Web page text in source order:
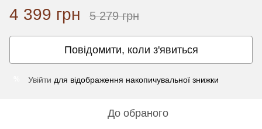
4 399 грн 5 279 грн
Повідомити, коли з'явиться
Увійти для відображення накопичувальної знижки
До обраного